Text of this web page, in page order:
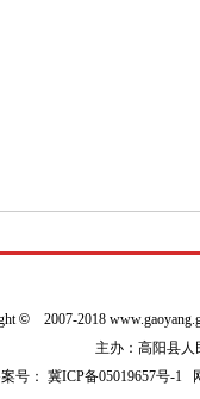
©2007-2018
主办：高阳县人
号： 冀ICP备05019657号-1网